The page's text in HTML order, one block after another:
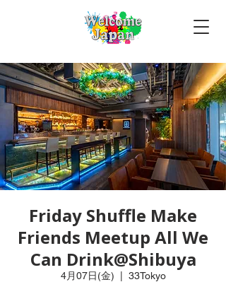
Friday Shuffle Make
Friends Meetup All We
Can Drink@Shibuya
4月07日(金) 33Tokyo